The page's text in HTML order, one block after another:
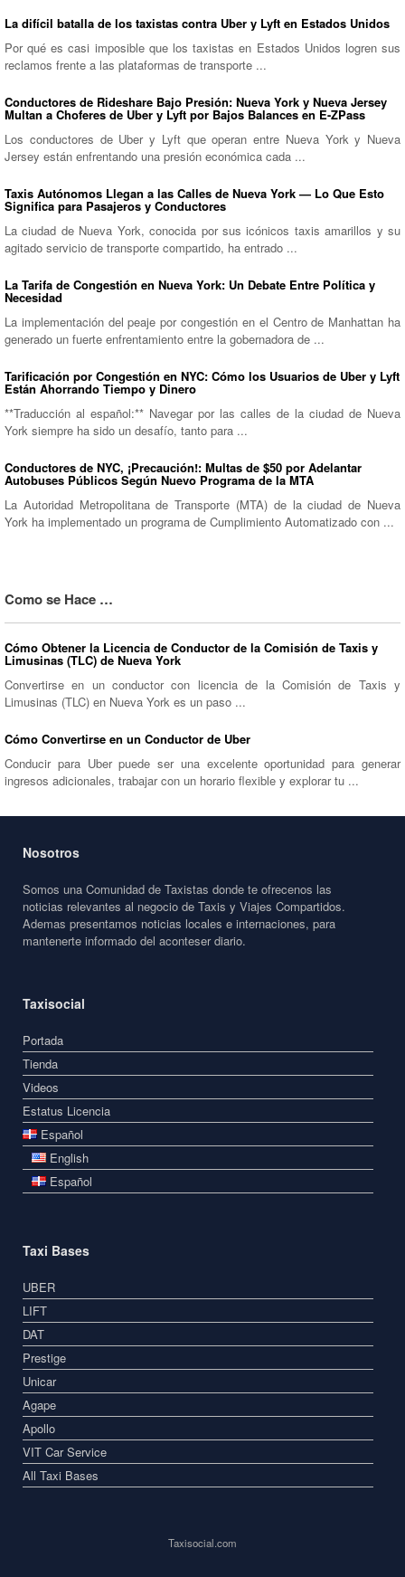
La difícil batalla de los taxistas contra Uber y Lyft en Estados Unidos
Por qué es casi imposible que los taxistas en Estados Unidos logren sus
reclamos frente a las plataformas de transporte ...
Conductores de Rideshare Bajo Presión: Nueva York y Nueva Jersey
Multan a Choferes de Uber y Lyft por Bajos Balances en E-ZPass
Los conductores de Uber y Lyft que operan entre Nueva York y Nueva
Jersey están enfrentando una presión económica cada ...
Taxis Autónomos Llegan a las Calles de Nueva York — Lo Que Esto
Significa para Pasajeros y Conductores
La ciudad de Nueva York, conocida por sus icónicos taxis amarillos y su
agitado servicio de transporte compartido, ha entrado ...
La Tarifa de Congestión en Nueva York: Un Debate Entre Política y
Necesidad
La implementación del peaje por congestión en el Centro de Manhattan ha
generado un fuerte enfrentamiento entre la gobernadora de ...
Tarificación por Congestión en NYC: Cómo los Usuarios de Uber y Lyft
Están Ahorrando Tiempo y Dinero
**Traducción al español:** Navegar por las calles de la ciudad de Nueva
York siempre ha sido un desafío, tanto para ...
Conductores de NYC, ¡Precaución!: Multas de $50 por Adelantar
Autobuses Públicos Según Nuevo Programa de la MTA
La Autoridad Metropolitana de Transporte (MTA) de la ciudad de Nueva
York ha implementado un programa de Cumplimiento Automatizado con ...
Como se Hace …
Cómo Obtener la Licencia de Conductor de la Comisión de Taxis y
Limusinas (TLC) de Nueva York
Convertirse en un conductor con licencia de la Comisión de Taxis y
Limusinas (TLC) en Nueva York es un paso ...
Cómo Convertirse en un Conductor de Uber
Conducir para Uber puede ser una excelente oportunidad para generar
ingresos adicionales, trabajar con un horario flexible y explorar tu ...
Nosotros
Somos una Comunidad de Taxistas donde te ofrecenos las
noticias relevantes al negocio de Taxis y Viajes Compartidos.
Ademas presentamos noticias locales e internaciones, para
mantenerte informado del aconteser diario.
Taxisocial
Portada
Tienda
Videos
Estatus Licencia
Español
English
Español
Taxi Bases
UBER
LIFT
DAT
Prestige
Unicar
Agape
Apollo
VIT Car Service
All Taxi Bases
Taxisocial.com